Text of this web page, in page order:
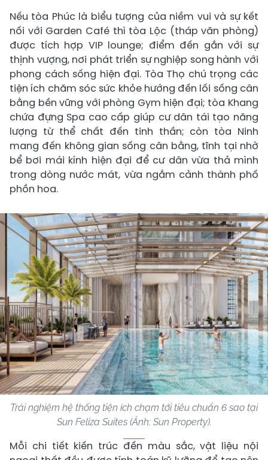
Nếu tòa Phúc là biểu tượng của niềm vui và sự kết
nối với Garden Café thì tòa Lộc (tháp văn phòng)
được tích hợp VIP lounge; điểm đến gắn với sự
thịnh vượng, nơi phát triển sự nghiệp song hành với
phong cách sống hiện đại. Tòa Thọ chú trọng các
tiện ích chăm sóc sức khỏe hướng đến lối sống cân
bằng bền vững với phòng Gym hiện đại; tòa Khang
chứa đựng Spa cao cấp giúp cư dân tái tạo năng
lượng từ thể chất đến tinh thần; còn tòa Ninh
mang đến không gian sống cân bằng, tĩnh tại nhờ
bể bơi mái kính hiện đại để cư dân vừa thả mình
trong dòng nước mát, vừa ngắm cảnh thành phố
phồn hoa.
Trải nghiệm hệ thống tiện ích chạm tới tiêu chuẩn 6 sao tại
Sun Feliza Suites (Ảnh: Sun Property).
Mỗi chi tiết kiến trúc đến màu sắc, vật liệu nội